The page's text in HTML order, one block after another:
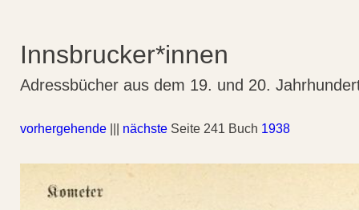
Innsbrucker*innen
Adressbücher aus dem 19. und 20.
vorhergehende nächste Seite 241 Buch 1938